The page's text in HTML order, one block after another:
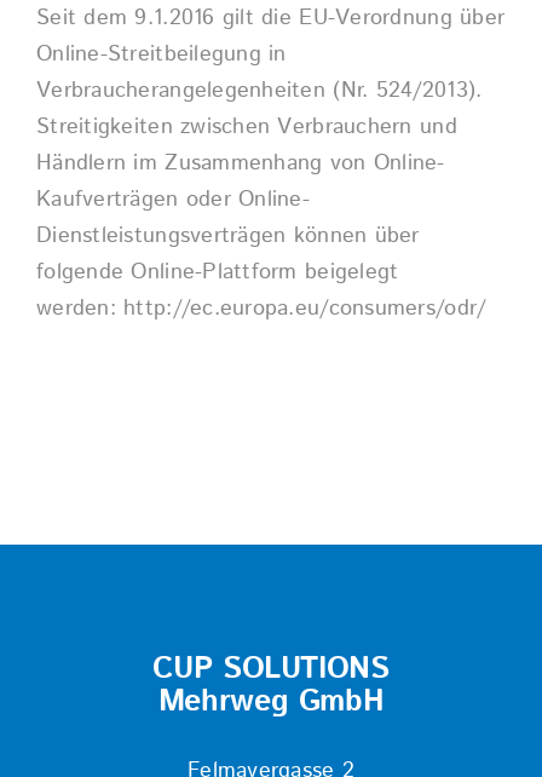
Seit dem 9.1.2016 gilt die EU-Verordnung über
Online-Streitbeilegung in
Verbraucherangelegenheiten (Nr. 524/2013).
Streitigkeiten zwischen Verbrauchern und
Händlern im Zusammenhang von Online-
Kaufverträgen oder Online-
Dienstleistungsverträgen können über
folgende Online-Plattform beigelegt
werden: http://ec.europa.eu/consumers/odr/
CUP SOLUTIONS
Mehrweg GmbH